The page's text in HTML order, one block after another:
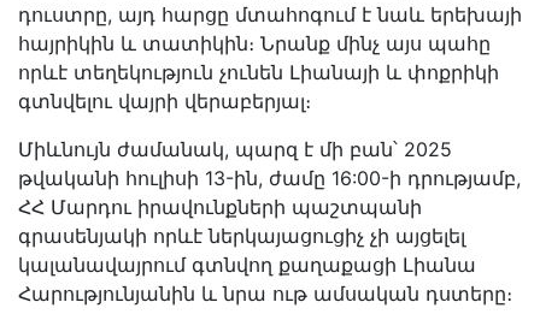
դուստրը, այդ հարցը մտահոգում է նաև երեխայի
հայրիկին և տատիկին։ Նրանք մինչ այս պահը
որևէ տեղեկություն չունեն Լիանայի և փոքրիկի
գտնվելու վայրի վերաբերյալ։
Միևնույն ժամանակ, պարզ է մի բան՝ 2025
թվականի հուլիսի 13-ին, ժամը 16:00-ի դրությամբ,
ՀՀ Մարդու իրավունքների պաշտպանի
գրասենյակի որևէ ներկայացուցիչ չի այցելել
կալանավայրում գտնվող քաղաքացի Լիանա
Հարությունյանին և նրա ութ ամսական դստերը։